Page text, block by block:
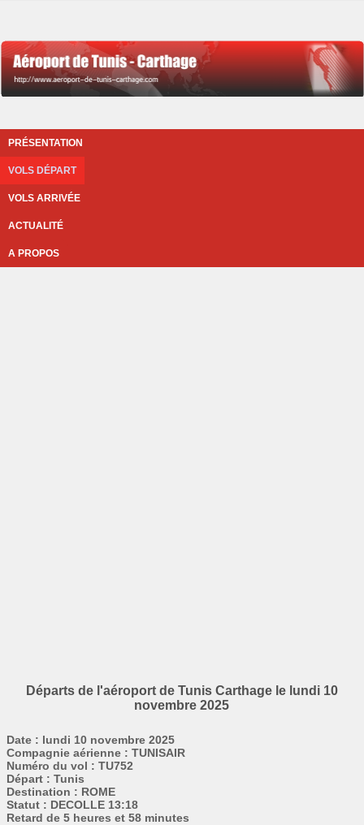
PRÉSENTATION
VOLS DÉPART
VOLS ARRIVÉE
ACTUALITÉ
A PROPOS
Départs de l'aéroport de Tunis Carthage le lundi 10
novembre 2025
Date : lundi 10 novembre 2025
Compagnie aérienne : TUNISAIR
Numéro du vol : TU752
Départ : Tunis
Destination : ROME
Statut : DECOLLE 13:18
Retard de 5 heures et 58 minutes